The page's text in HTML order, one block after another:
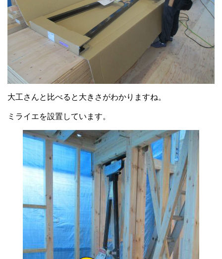
大工さんと比べると大きさがわかりますね。
ミライエを設置しています。